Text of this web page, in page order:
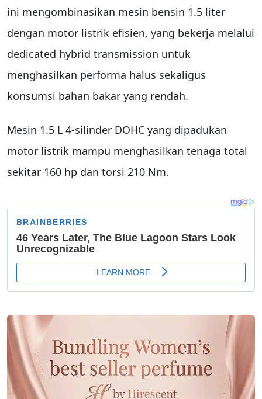
ini mengombinasikan mesin bensin 1.5 liter
dengan motor listrik efisien, yang bekerja melalui
dedicated hybrid transmission untuk
menghasilkan performa halus sekaligus
konsumsi bahan bakar yang rendah.
Mesin 1.5 L 4-silinder DOHC yang dipadukan
motor listrik mampu menghasilkan tenaga total
sekitar 160 hp dan torsi 210 Nm.